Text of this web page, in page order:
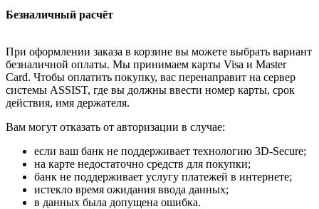
Безналичный расчёт
При оформлении заказа в корзине вы можете выбрать вариант
безналичной оплаты. Мы принимаем карты Visa и Master
Card. Чтобы оплатить покупку, вас перенаправит на сервер
системы ASSIST, где вы должны ввести номер карты, срок
действия, имя держателя.
Вам могут отказать от авторизации в случае:
если ваш банк не поддерживает технологию 3D-Secure;
на карте недостаточно средств для покупки;
банк не поддерживает услугу платежей в интернете;
истекло время ожидания ввода данных;
в данных была допущена ошибка.